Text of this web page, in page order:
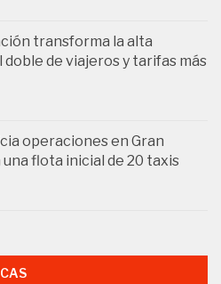
transforma la alta
doble de viajeros y tarifas más
operaciones en Gran
flota inicial de 20 taxis